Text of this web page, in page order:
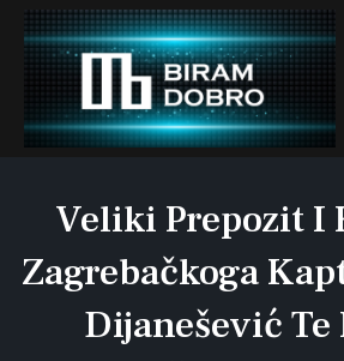
Skip
content
Veliki Prepozit I
Zagrebačkoga
Dijanešević Te